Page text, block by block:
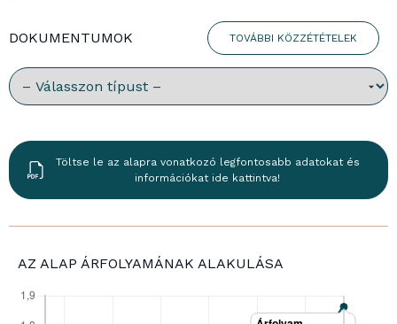
DOKUMENTUMOK TOVÁBBI KÖZZÉTÉTELEK
Töltse le az alapra vonatkozó legfontosabb adatokat és
információkat ide kattintva!
AZ ALAP ÁRFOLYAMÁNAK ALAKULÁSA